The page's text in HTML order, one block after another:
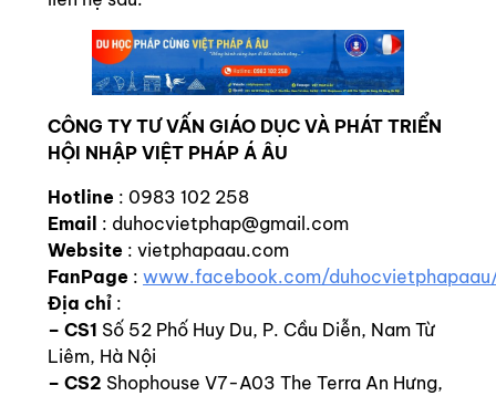
CÔNG TY TƯ VẤN GIÁO DỤC VÀ PHÁT TRIỂN
HỘI NHẬP VIỆT PHÁP Á ÂU
Hotline : 0983 102 258
Email : duhocvietphap@gmail.com
Website : vietphapaau.com
FanPage : www.facebook.com/
Địa chỉ :
– CS1 Số 52 Phố Huy Du, P. Cầu Diễn, Nam Từ
Liêm, Hà Nội
– CS2 Shophouse V7-A03 The Terra An Hưng,